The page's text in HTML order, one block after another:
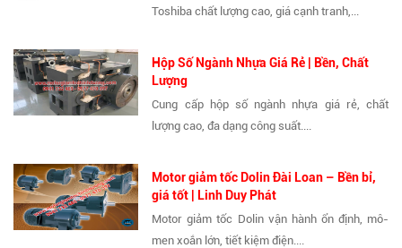
Toshiba chất lượng cao, giá cạnh tranh,...
Hộp Số Ngành Nhựa Giá Rẻ | Bền, Chất
Lượng
Cung cấp hộp số ngành nhựa giá rẻ, chất
lượng cao, đa dạng công suất....
Motor giảm tốc Dolin Đài Loan – Bền bỉ,
giá tốt | Linh Duy Phát
Motor giảm tốc Dolin vận hành ổn định, mô-
men xoắn lớn, tiết kiệm điện....